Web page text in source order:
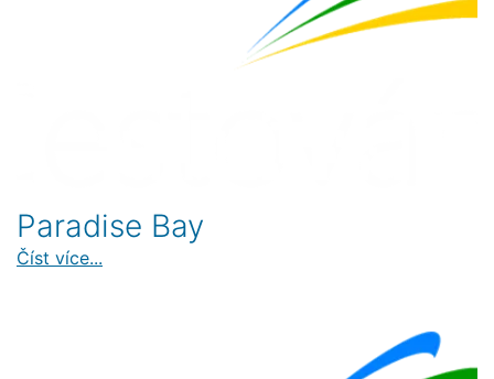
Paradise Bay
Číst více...